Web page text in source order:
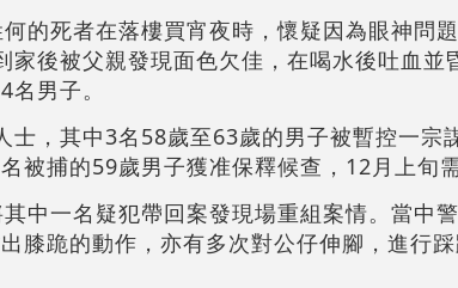
的死者在落樓買宵夜時，懷疑因為眼神問
家後被父親發現面色欠佳，在喝水後吐血並
男子。
士，其中3名58歲至63歲的男子被暫控一宗
被捕的59歲男子獲准保釋候查，12月上旬
中一名疑犯帶回案發現場重組案情。當中
膝跪的動作，亦有多次對公仔伸腳，進行